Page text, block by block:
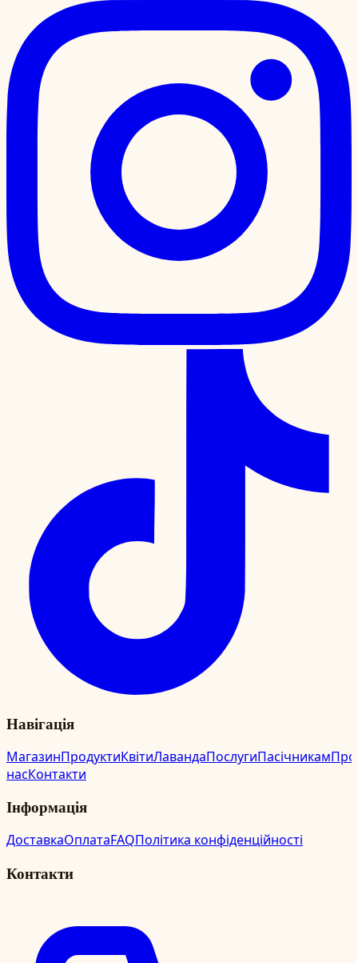
Навігація
МагазинПродуктиКвітиЛавандаПослугиПасічникамПро
насКонтакти
Інформація
ДоставкаОплатаFAQПолітика конфіденційності
Контакти